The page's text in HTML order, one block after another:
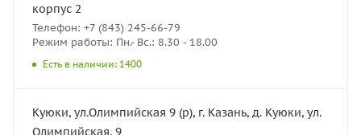
корпус 2
Телефон: +7 (843) 245-66-79
Режим работы: Пн.- Вс.: 8.30 - 18.00
Есть в наличии: 1400
Куюки, ул.Олимпийская 9 (р), г. Казань, д. Куюки, ул.
Олимпийская, 9